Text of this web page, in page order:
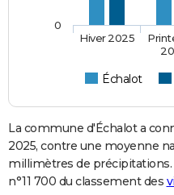
Échalot
Hiver 2025
0
La commune d'Échalot a
2025, contre une moyenne
millimètres de précipitations.
n°11 700 du classement des